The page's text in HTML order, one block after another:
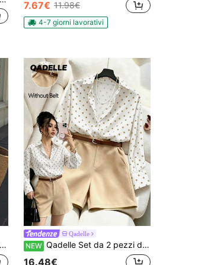
7.67€ 11.98€
4-7 giorni lavorativi
Qadelle
NEW Qadelle Set da 2 pezzi da donna con blusa a pois versatile per il pendolarismo + pantaloncini kaki
16.48€